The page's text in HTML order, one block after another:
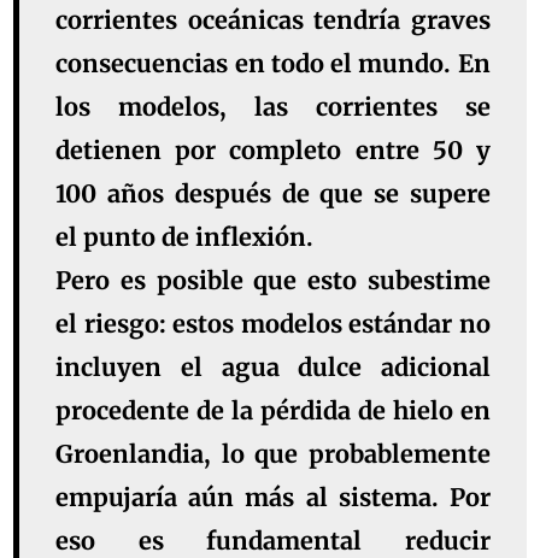
corrientes oceánicas tendría graves
consecuencias en todo el mundo. En
los modelos, las corrientes se
detienen por completo entre 50 y
100 años después de que se supere
el punto de inflexión.
Pero es posible que esto subestime
el riesgo: estos modelos estándar no
incluyen el agua dulce adicional
procedente de la pérdida de hielo en
Groenlandia, lo que probablemente
empujaría aún más al sistema. Por
eso es fundamental reducir